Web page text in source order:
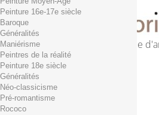
Première librairie
Panier (vide)
Aucun produit
0,01€ dès 29€ d'achat
0,00 € Total
Peinture 16e-17e siècle
Baroque
Généralités
Maniérisme
Peintres de la réalité
Peinture 18e siècle
Généralités
Néo-classicisme
Pré-romantisme
Rococo